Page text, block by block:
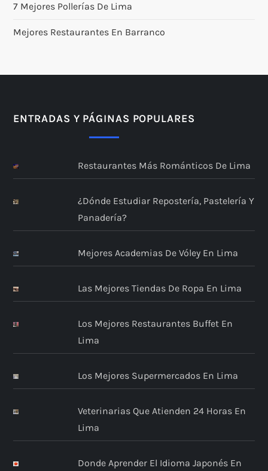
7 Mejores Pollerías De Lima
Mejores Restaurantes En Barranco
ENTRADAS Y PÁGINAS POPULARES
Restaurantes Más Románticos De Lima
¿Dónde Estudiar Repostería, Pastelería Y
Panadería?
Mejores Academias De Vóley En Lima
Las Mejores Tiendas De Ropa En Lima
Los Mejores Restaurantes Buffet En
Lima
Los Mejores Supermercados En Lima
Veterinarias Que Atienden 24 Horas En
Lima
Donde Aprender El Idioma Japonés En